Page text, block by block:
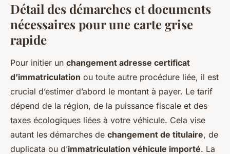
Détail des démarches et documents
nécessaires pour une carte grise
rapide
Pour initier un changement adresse certificat
d’immatriculation ou toute autre procédure liée, il est
crucial d’estimer d’abord le montant à payer. Le tarif
dépend de la région, de la puissance fiscale et des
taxes écologiques liées à votre véhicule. Cela vise
autant les démarches de changement de titulaire, de
duplicata ou d’immatriculation véhicule importé. La